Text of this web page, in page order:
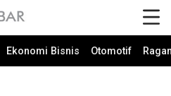
Ekonomi Bisnis Otomotif